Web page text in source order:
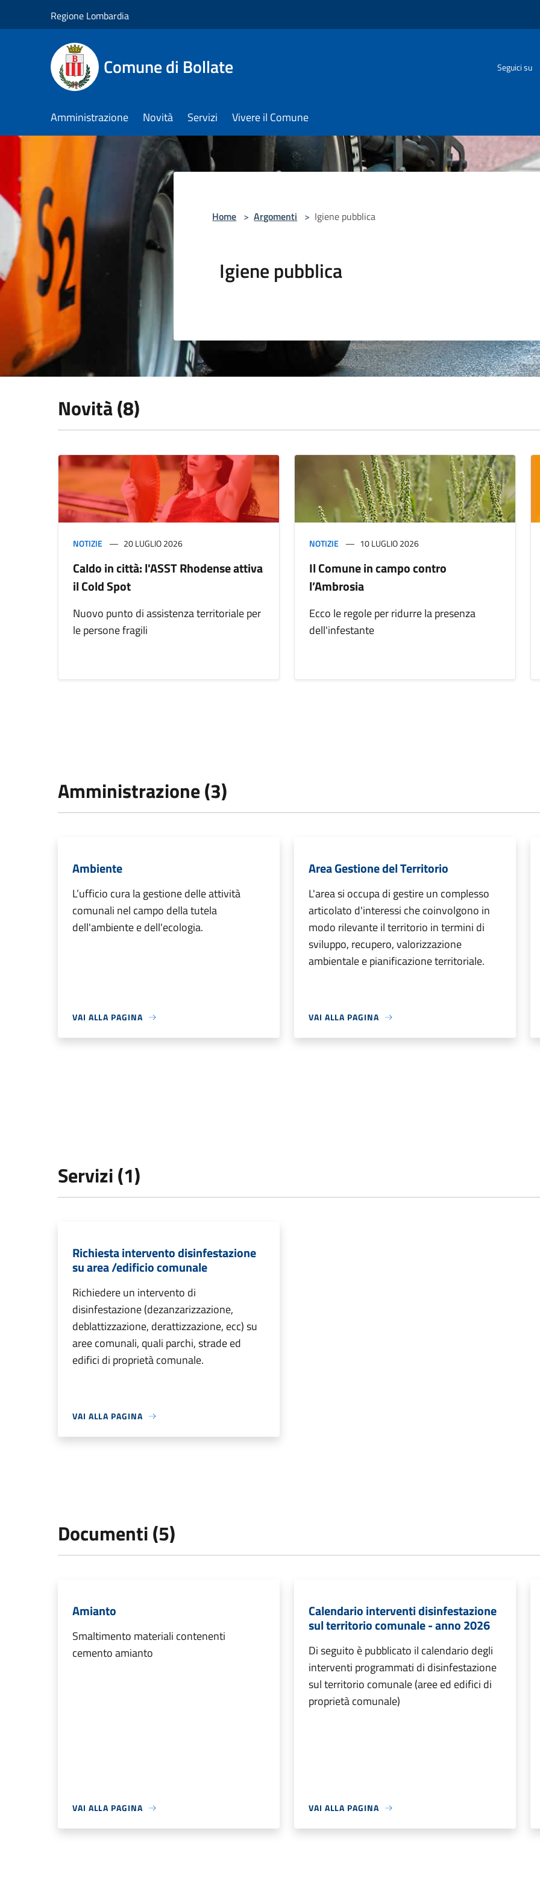
Regione Lombardia
Comune di Bollate Seguici su
Amministrazione Novità Servizi Vivere il Comune
Home > Argomenti > Igiene pubblica
Igiene pubblica
Novità (8)
NOTIZIE 20 LUGLIO 2026
Caldo in città: l'ASST Rhodense attiva
il Cold Spot
Nuovo punto di assistenza territoriale per
le persone fragili
NOTIZIE 10 LUGLIO 2026
Il Comune in campo contro
l’Ambrosia
Ecco le regole per ridurre la presenza
dell'infestante
Amministrazione (3)
Ambiente
L’ufficio cura la gestione delle attività
comunali nel campo della tutela
dell'ambiente e dell'ecologia.
VAI ALLA PAGINA
Area Gestione del Territorio
L'area si occupa di gestire un complesso
articolato d'interessi che coinvolgono in
modo rilevante il territorio in termini di
sviluppo, recupero, valorizzazione
ambientale e pianificazione territoriale.
VAI ALLA PAGINA
Servizi (1)
Richiesta intervento disinfestazione
su area /edificio comunale
Richiedere un intervento di
disinfestazione (dezanzarizzazione,
deblattizzazione, derattizzazione, ecc) su
aree comunali, quali parchi, strade ed
edifici di proprietà comunale.
VAI ALLA PAGINA
Documenti (5)
Amianto
Smaltimento materiali contenenti
cemento amianto
VAI ALLA PAGINA
Calendario interventi disinfestazione
sul territorio comunale - anno 2026
Di seguito è pubblicato il calendario degli
interventi programmati di disinfestazione
sul territorio comunale (aree ed edifici di
proprietà comunale)
VAI ALLA PAGINA